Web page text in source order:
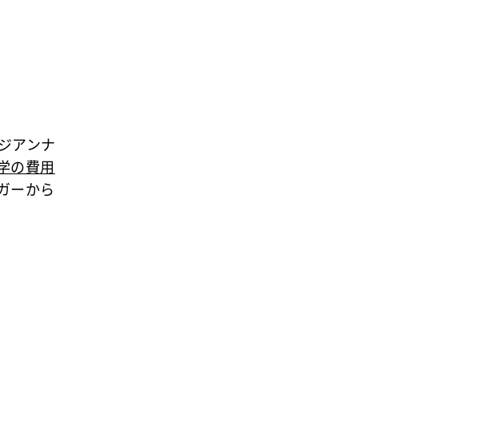
アンナ
の費用
ーから